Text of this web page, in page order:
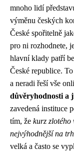
mnoho lidí
výměnu českých
České spořitelně
pro ni rozhodnete,
hlavní klady patří
České republice.
a neradi řeší vše
důvěryhodnosti a
zavedená instituce
tím, že kurz zlotého
nejvýhodnější na
velká a často se